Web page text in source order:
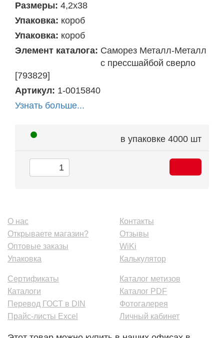
Размеры: 4,2х38
Упаковка: короб
Упаковка: короб
Элемент каталога: Саморез Металл-Металл
с прессшайбой сверло
[793829]
Артикул: 1-0015840
Узнать больше...
в упаковке 4000 шт
О нас
Открываете магазин?
Оптовые заказы
Упаковка
Контакты
Отзывы
WiKi
Калькулятор
Сертификаты
Каталоги
Перевод ГОСТ в DIN
Прайс-листы Excel
Каталог метизов
Каталог PDF
Фотогалерея
Личный кабинет